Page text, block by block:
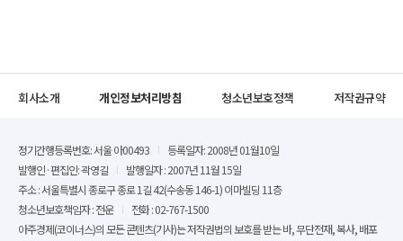
회사소개 개인정보처리방침 청소년보호정책 저작권규약
정기간행등록번호: 서울 아00493
등록일자: 2008년 01월10일
발행인·편집인: 곽영길
발행일자 : 2007년 11월 15일
주소 : 서울특별시 종로구 종로 1길 42(수송동 146-1) 이마빌딩 11층
청소년보호책임자 : 전운
전화 : 02-767-1500
아주경제(코이너스)의 모든 콘텐츠(기사)는 저작권법의 보호를 받는 바, 무단전재, 복사, 배포